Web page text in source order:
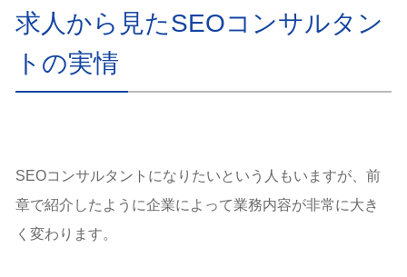
求人から見たSEOコンサルタン
トの実情
SEOコンサルタントになりたいという人もいますが、前
章で紹介したように企業によって業務内容が非常に大き
く変わります。